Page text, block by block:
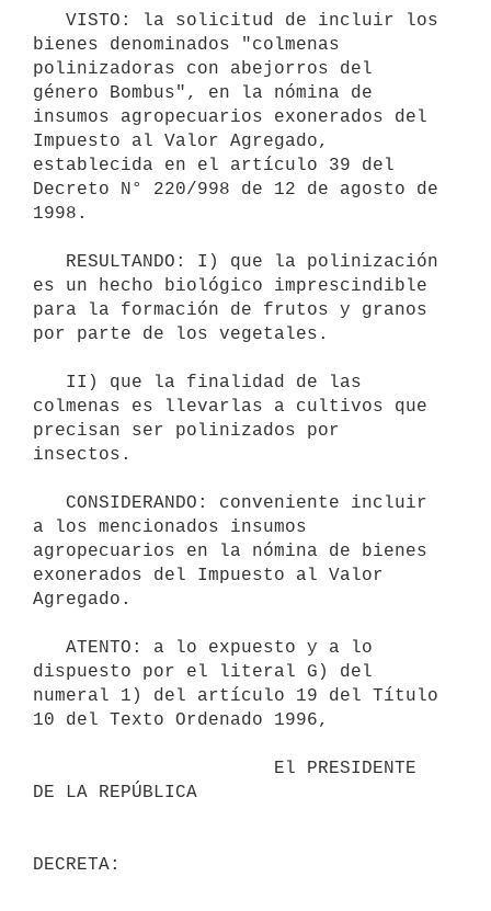
bienes denominados "colmenas
polinizadoras con abejorros del
género Bombus", en la nómina de
insumos agropecuarios exonerados del
Impuesto al Valor Agregado,
establecida en el artículo 39 del
Decreto N° 220/998 de 12 de agosto de
1998.
es un hecho biológico imprescindible
para la formación de frutos y granos
por parte de los vegetales.
colmenas es llevarlas a cultivos que
precisan ser polinizados por
insectos.
a los mencionados insumos
agropecuarios en la nómina de bienes
exonerados del Impuesto al Valor
Agregado.
dispuesto por el literal G) del
numeral 1) del artículo 19 del Título
10 del Texto Ordenado 1996,
DE LA REPÚBLICA